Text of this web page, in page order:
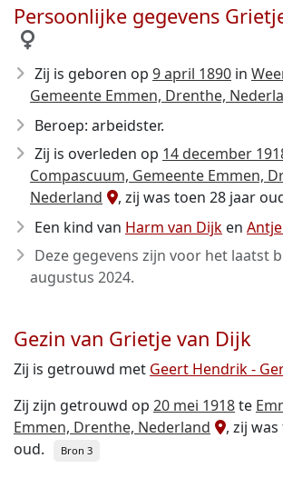
Persoonlijke gegevens
Zij is geboren op 9 april 1890 in
Gemeente Emmen, Drenthe,
Beroep: arbeidster.
Zij is overleden op 14 december
Compascuum, Gemeente Emmen,
Nederland
, zij was toen 28 jaar
Een kind van Harm van Dijk en
Deze gegevens zijn voor het laatst
augustus 2024.
Gezin van Grietje van Dijk
Zij is getrouwd met Geert Hendrik -
Zij zijn getrouwd op 20 mei 1918te
Emmen, Drenthe, Nederland
, zij
oud.
Bron 3